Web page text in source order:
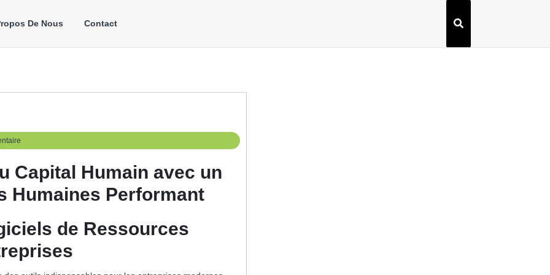
De Nous Contact
Capital Humain avec un
Humaines Performant
de Ressources